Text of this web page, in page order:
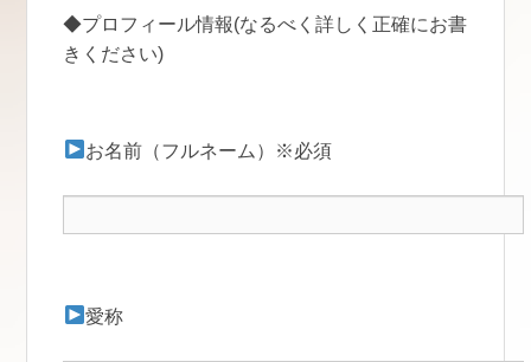
◆プロフィール情報(なるべく詳しく正確にお書
きください)
お名前（フルネーム）※必須
愛称